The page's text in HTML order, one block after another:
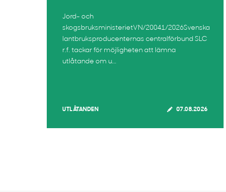
Jord- och
skogsbruksministerietVN/20041/2026Svenska
lantbruksproducenternas centralförbund SLC
r.f. tackar för möjligheten att lämna
utlåtande om u...
UTLÅTANDEN 07.08.2026